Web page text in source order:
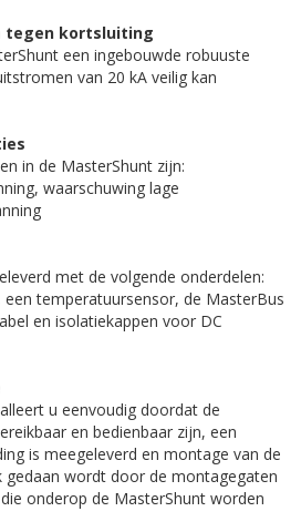
tegen kortsluiting
een ingebouwde robuuste
van 20 kA veilig kan
in de MasterShunt zijn:
waarschuwing lage
met de volgende onderdelen:
temperatuursensor, de MasterBus
en isolatiekappen voor DC
u eenvoudig doordat de
en bedienbaar zijn, een
is meegeleverd en montage van de
gedaan wordt door de montagegaten
onderop de MasterShunt worden